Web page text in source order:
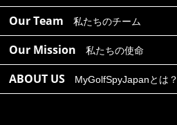
Our Team 私たちのチーム
Our Mission 私たちの使命
ABOUT US MyGolfSpyJapanとは？